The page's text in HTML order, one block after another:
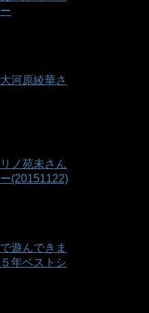
河原綾華さ
ノ苑未さん
(20151122)
遊んできま
年ベストシ